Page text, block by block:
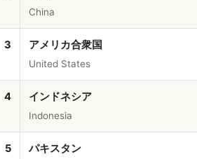
China
3 アメリカ合衆国
United States
4 インドネシア
Indonesia
5 パキスタン